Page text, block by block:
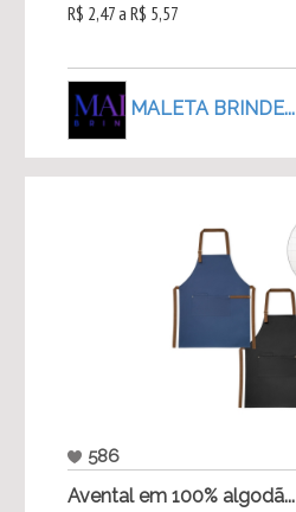
R$ 2,47 a R$ 5,57
MALETA BRINDE...
586
Avental em 100% algodã...